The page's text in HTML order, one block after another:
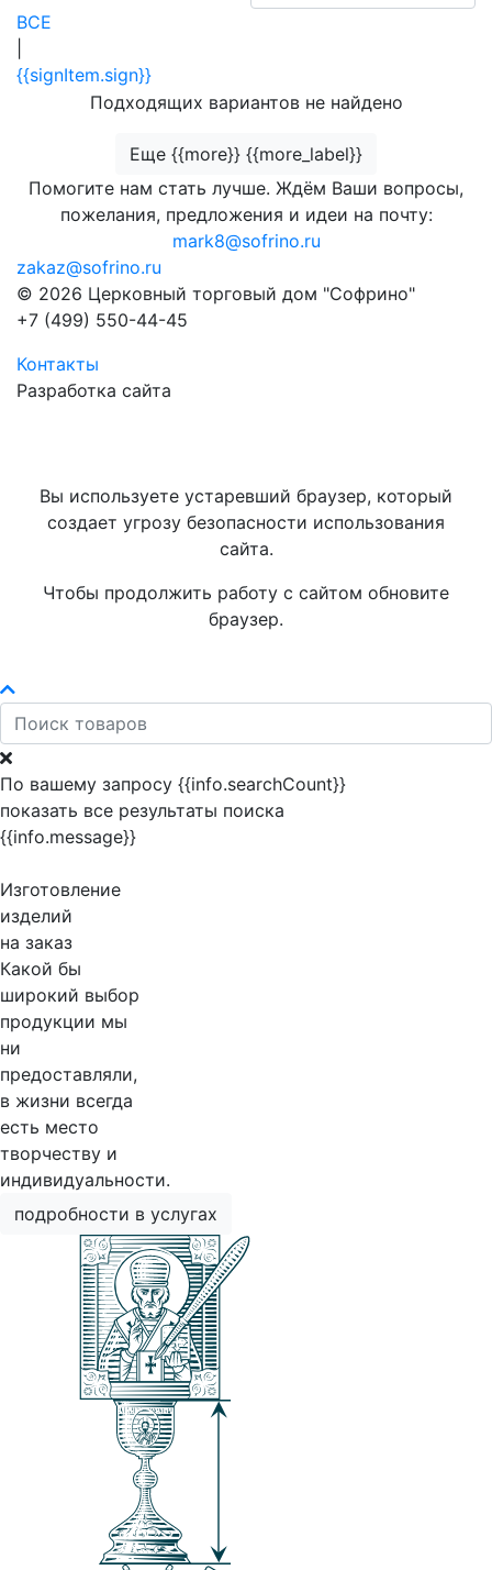
ВСЕ
{{signItem.sign}}
Подходящих вариантов не найдено
Еще {{more}} {{more_label}}
Помогите нам стать лучше. Ждём Ваши вопросы,
пожелания, предложения и идеи на почту:
mark8@sofrino.ru
zakaz@sofrino.ru
© 2026 Церковный торговый дом "Софрино"
+7 (499) 550-44-45
Контакты
Разработка сайта
Вы используете устаревший браузер, который
создает угрозу безопасности использования
сайта.
Чтобы продолжить работу с сайтом обновите
браузер.
По вашему запросу {{info.searchCount}}
показать все результаты поиска
{{info.message}}
Изготовление
изделий
на заказ
Какой бы
широкий выбор
продукции мы
ни
предоставляли,
в жизни всегда
есть место
творчеству и
индивидуальности.
подробности в услугах